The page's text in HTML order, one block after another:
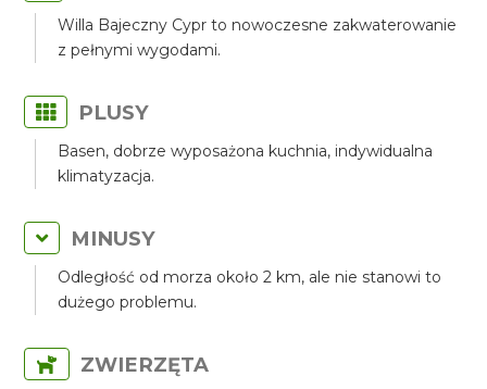
Willa Bajeczny Cypr to nowoczesne zakwaterowanie
z pełnymi wygodami.
PLUSY
Basen, dobrze wyposażona kuchnia, indywidualna
klimatyzacja.
MINUSY
Odległość od morza około 2 km, ale nie stanowi to
dużego problemu.
ZWIERZĘTA